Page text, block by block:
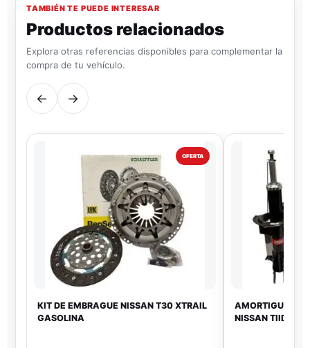
TAMBIÉN TE PUEDE INTERESAR
Productos relacionados
Explora otras referencias disponibles para complementar la
compra de tu vehículo.
← →
OFERTA
KIT DE EMBRAGUE NISSAN T30 XTRAIL
GASOLINA
NISSAN TIIDA